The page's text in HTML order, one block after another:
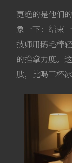
更绝的是他们
象一下：结束
技师用鹅毛棒
的推拿力度。
肽，比喝三杯